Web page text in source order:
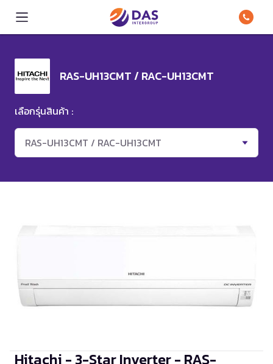
RAS-UH13CMT / RAC-UH13CMT
เลือกรุ่นสินค้า :
RAS-UH13CMT / RAC-UH13CMT
Hitachi - 3-Star Inverter - RAS-